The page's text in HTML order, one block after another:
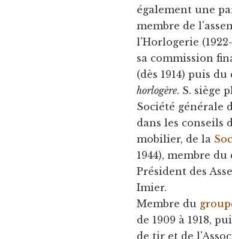
également une
membre de
l'Horlogerie
sa commission
(dès 1914) puis
horlogère. S. siège
Société générale
dans les conseils
mobilier, de la
1944), membre
Président des
Imier.
Membre du
de 1909 à 1918,
de tir et de